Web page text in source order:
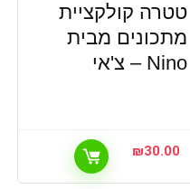
טטרה קולקציית
מתכונים מבית
Nino – צ'אי
₪30.00